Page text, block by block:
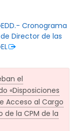
Cronograma
Director de las
el
«Disposiciones
Acceso al Cargo
de la CPM de la